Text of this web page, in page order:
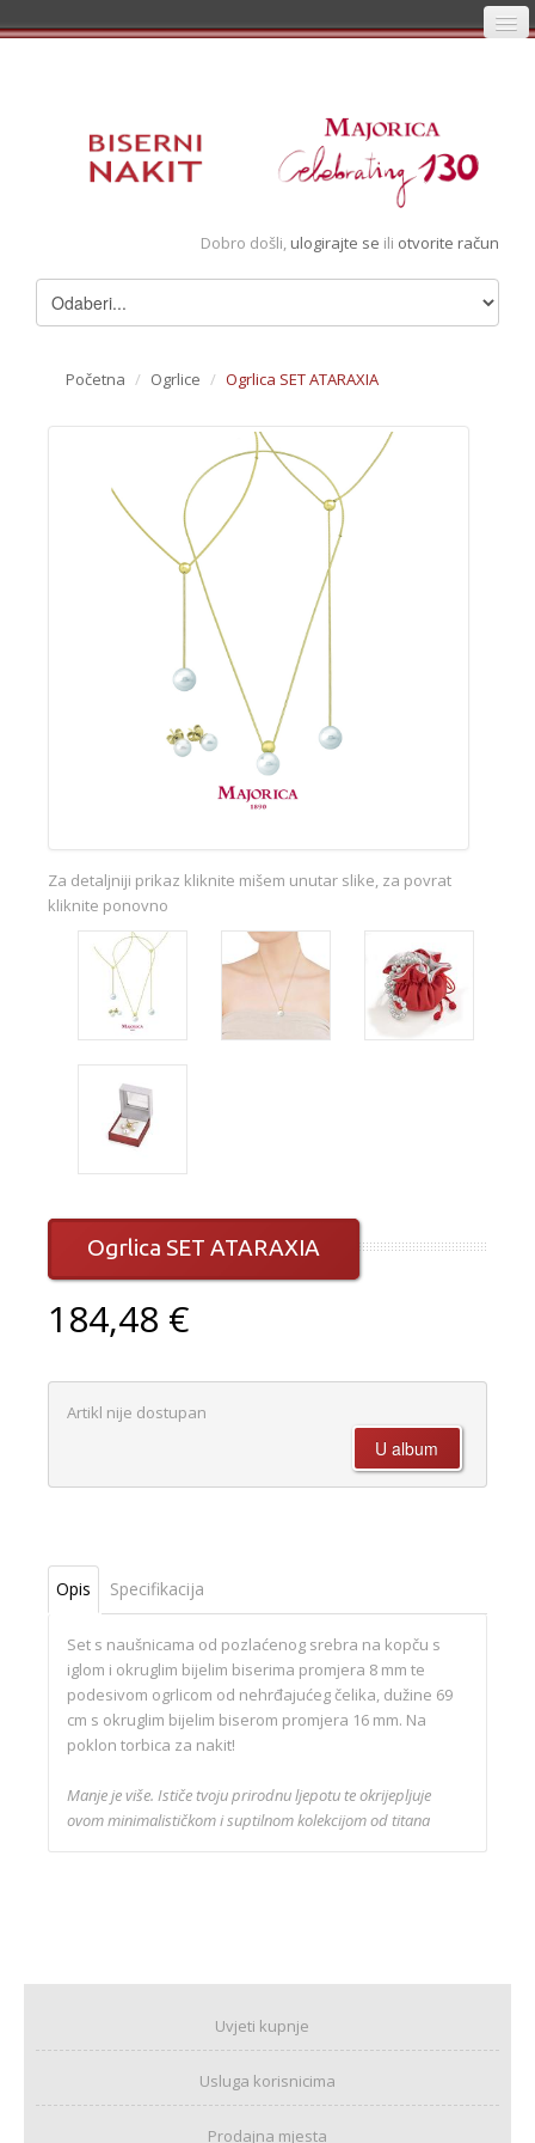
Registracija
Pregledani artikli
Dobro došli, ulogirajte se ili otvorite račun
Početna / Ogrlice / Ogrlica SET ATARAXIA
Za detaljniji prikaz kliknite mišem unutar slike, za povrat
kliknite ponovno
Ogrlica SET ATARAXIA
184,48 €
Artikl nije dostupan
Opis Specifikacija
Set s naušnicama od pozlaćenog srebra na kopču s
iglom i okruglim bijelim biserima promjera 8 mm te
podesivom ogrlicom od nehrđajućeg čelika, dužine 69
cm s okruglim bijelim biserom promjera 16 mm. Na
poklon torbica za nakit!
Manje je više. Ističe tvoju prirodnu ljepotu te okrijepljuje
ovom minimalističkom i suptilnom kolekcijom od titana
Uvjeti kupnje
Usluga korisnicima
Prodajna mjesta